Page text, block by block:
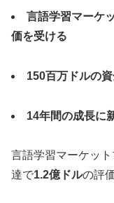
言語学習マーケ
価を受ける
150百万ドルの
14年間の成長に
言語学習マーケッ
達で1.2億ドルの評